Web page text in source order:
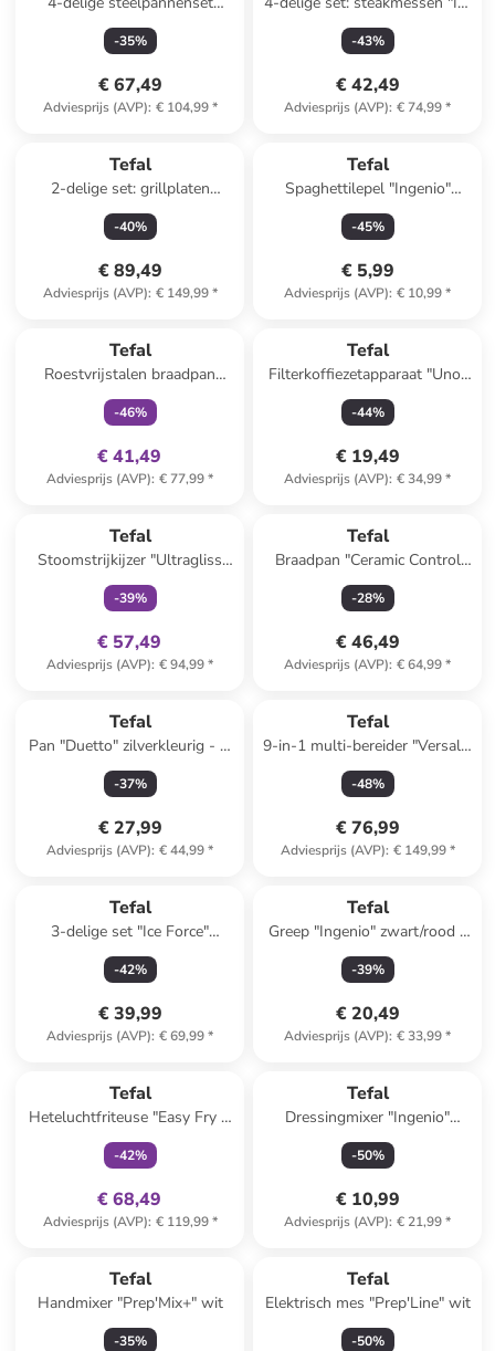
"Ingenio XL Force" zwart
-35%
€ 67,49
Adviesprijs (AVP): € 104,99*
Force" zilverkleurig/zwart -
(L)11 cm
-43%
€ 42,49
Adviesprijs (AVP): € 74,99*
Tefal
2-delige set: grillplaten
"Optigrill" zwart
-40%
€ 89,49
Adviesprijs (AVP): € 149,99*
Tefal
Spaghettilepel "Ingenio"
donkerbruin - (L)33,7 cm
-45%
€ 5,99
Adviesprijs (AVP): € 10,99*
Tefal
Roestvrijstalen braadpan
"Cook smart" - Ø 28 cm
-46%
€ 41,49
Adviesprijs (AVP): € 77,99*
Tefal
Filterkoffiezetapparaat "Uno"
zwart - 1,1 l
-44%
€ 19,49
Adviesprijs (AVP): € 34,99*
Tefal
Stoomstrijkijzer "Ultragliss
Plus Anti-Kalk" blauw
-39%
€ 57,49
Adviesprijs (AVP): € 94,99*
Tefal
Braadpan "Ceramic Control
Grey" zwart/grijs - Ø 28 cm
-28%
€ 46,49
Adviesprijs (AVP): € 64,99*
Tefal
Pan "Duetto" zilverkleurig - Ø
28 cm
-37%
€ 27,99
Adviesprijs (AVP): € 44,99*
Tefal
9-in-1 multi-bereider "Versalio
Delux" wit
-48%
€ 76,99
Adviesprijs (AVP): € 149,99*
Tefal
3-delige set "Ice Force"
zilverkleurig/zwart
-42%
€ 39,99
Adviesprijs (AVP): € 69,99*
Tefal
Greep "Ingenio" zwart/rood -
(L)27 cm
-39%
€ 20,49
Adviesprijs (AVP): € 33,99*
Tefal
Heteluchtfriteuse "Easy Fry &
Grill XL Classic" zwart - 4,2 l
-42%
€ 68,49
Adviesprijs (AVP): € 119,99*
Tefal
Dressingmixer "Ingenio"
zwart/rood - (L)19 cm
-50%
€ 10,99
Adviesprijs (AVP): € 21,99*
Tefal
Handmixer "Prep'Mix+" wit
-35%
Tefal
Elektrisch mes "Prep'Line" wit
-50%